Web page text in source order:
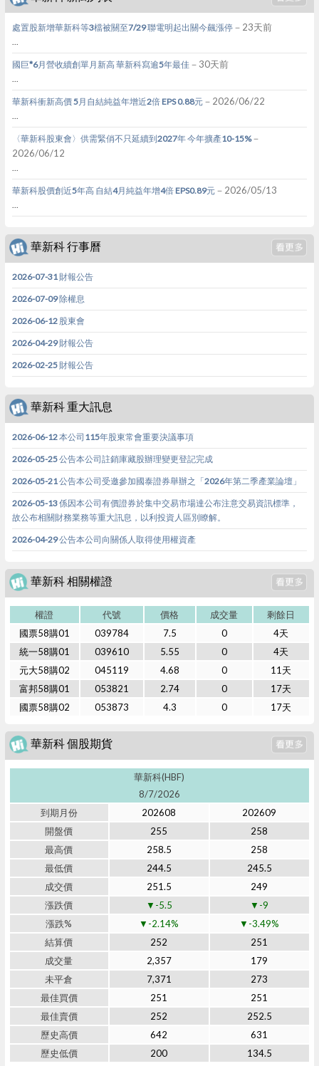
處置股新增華新科等3檔被關至7/29 聯電明起出關今飆漲停－23天前
...
國巨*6月營收續創單月新高 華新科寫逾5年最佳－30天前
...
華新科衝新高價 5月自結純益年增近2倍 EPS 0.88元－2026/06/22
...
〈華新科股東會〉供需緊俏不只延續到2027年 今年擴產10-15%－
2026/06/12
...
華新科股價創近5年高 自結4月純益年增4倍 EPS0.89元－2026/05/13
...
華新科 行事曆
2026-07-31 財報公告
2026-07-09 除權息
2026-06-12 股東會
2026-04-29 財報公告
2026-02-25 財報公告
華新科 重大訊息
2026-06-12 本公司115年股東常會重要決議事項
2026-05-25 公告本公司註銷庫藏股辦理變更登記完成
2026-05-21 公告本公司受邀參加國泰證券舉辦之「2026年第二季產業論壇」
2026-05-13 係因本公司有價證券於集中交易市場達公布注意交易資訊標準，
故公布相關財務業務等重大訊息，以利投資人區別瞭解。
2026-04-29 公告本公司向關係人取得使用權資產
華新科 相關權證
權證 代號 價格 成交量
剩餘日
國票58購01
039784 7.5 0
4天
統一58購01
039610 5.55 0
4天
元大58購02
045119 4.68 0
11天
富邦58購01
053821 2.74 0
17天
國票58購02
053873 4.3 0 17天
華新科 個股期貨
華新科(HBF)
8/7/2026
到期月份
202608
202609
開盤價
255
258
最高價
258.5
258
最低價
244.5
245.5
成交價
251.5
249
漲跌價
▼-5.5
▼-9
漲跌%
▼-2.14%
▼-3.49%
結算價
252
251
成交量
2,357
179
未平倉
7,371
273
最佳買價
251
251
最佳賣價
252
252.5
歷史高價
642
631
歷史低價
200 134.5